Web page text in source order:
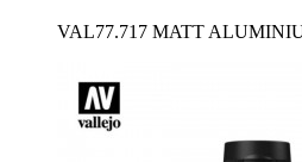
VAL77.717 MATT